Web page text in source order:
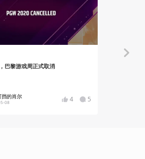
巴黎游戏周正式取消
挡的肖尔
08 4 5
出去走走